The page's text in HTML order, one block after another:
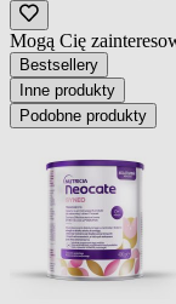
Mogą Cię
Bestsellery
Inne produkty
Podobne produkty